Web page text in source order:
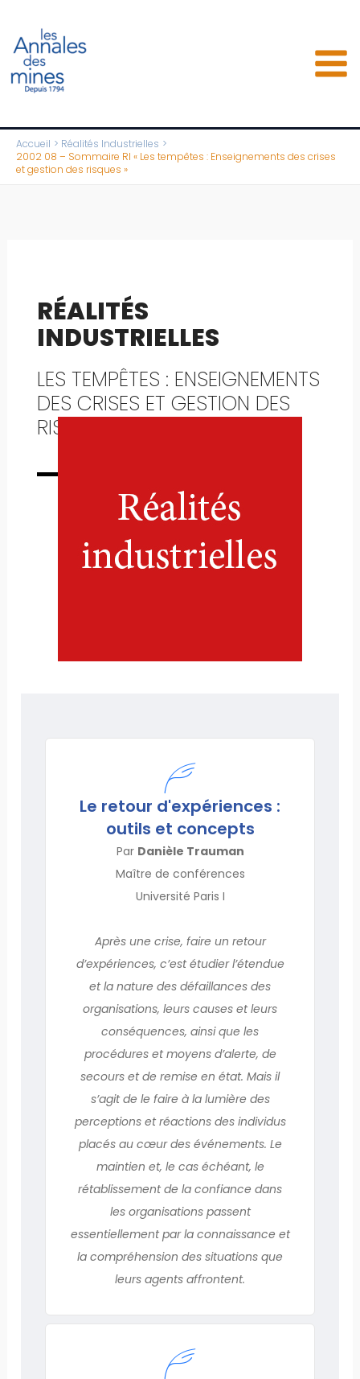
contenu
Accueil
Réalités Industrielles
2002 08 – Sommaire RI « Les tempêtes : Enseignements des crises
et gestion des risques »
RÉALITÉS
INDUSTRIELLES
LES TEMPÊTES : ENSEIGNEMENTS
DES CRISES ET GESTION DES
RISQUES
Le retour d'expériences :
outils et concepts
Par Danièle Trauman
Maître de conférences
Université Paris I
Après une crise, faire un retour
d’expériences, c’est étudier l’étendue
et la nature des défaillances des
organisations, leurs causes et leurs
conséquences, ainsi que les
procédures et moyens d’alerte, de
secours et de remise en état. Mais il
s’agit de le faire à la lumière des
perceptions et réactions des individus
placés au cœur des événements. Le
maintien et, le cas échéant, le
rétablissement de la confiance dans
les organisations passent
essentiellement par la connaissance et
la compréhension des situations que
leurs agents affrontent.